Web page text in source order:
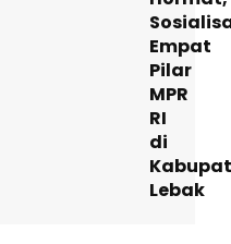
Empat
Pilar
MPR
RI
di
Lebak